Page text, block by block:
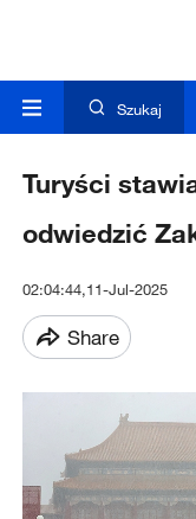
Szukaj
Turyści
odwiedzić
02:04:44,11-Jul-2025
Share